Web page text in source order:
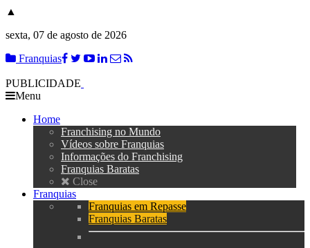
▲
sexta, 07 de agosto de 2026
Franquias
PUBLICIDADE
Menu
Home
Franchising no Mundo
Vídeos sobre Franquias
Informações do Franchising
Franquias Baratas
Close
Franquias
Franquias em Repasse
Franquias Baratas